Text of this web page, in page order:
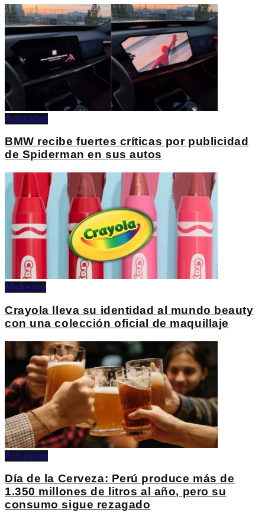
Actualidad
BMW recibe fuertes críticas por publicidad
de Spiderman en sus autos
Marketing
Crayola lleva su identidad al mundo beauty
con una colección oficial de maquillaje
Actualidad
Día de la Cerveza: Perú produce más de
1.350 millones de litros al año, pero su
consumo sigue rezagado